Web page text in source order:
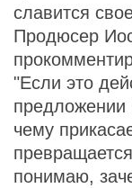
славится
Продюсер
"Если это
предложении
чему
понимаю,